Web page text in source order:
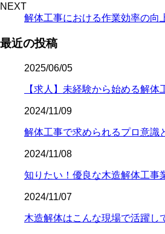
NEXT
解体工事における作業効率の向
最近の投稿
2025/06/05
【求人】未経験から始める解体
2024/11/09
解体工事で求められるプロ意識
2024/11/08
知りたい！優良な木造解体工事
2024/11/07
木造解体はこんな現場で活躍し